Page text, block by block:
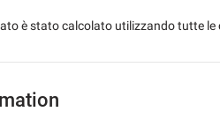
post.
è stato calcolato utilizzando tutte